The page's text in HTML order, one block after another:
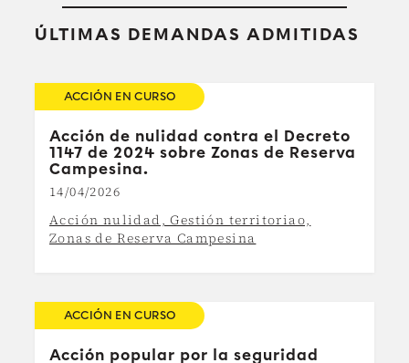
ÚLTIMAS DEMANDAS ADMITIDAS
ACCIÓN EN CURSO
Acción de nulidad contra el Decreto
1147 de 2024 sobre Zonas de Reserva
Campesina.
14/04/2026
Acción nulidad, Gestión territoriao,
Zonas de Reserva Campesina
ACCIÓN EN CURSO
Acción popular por la seguridad